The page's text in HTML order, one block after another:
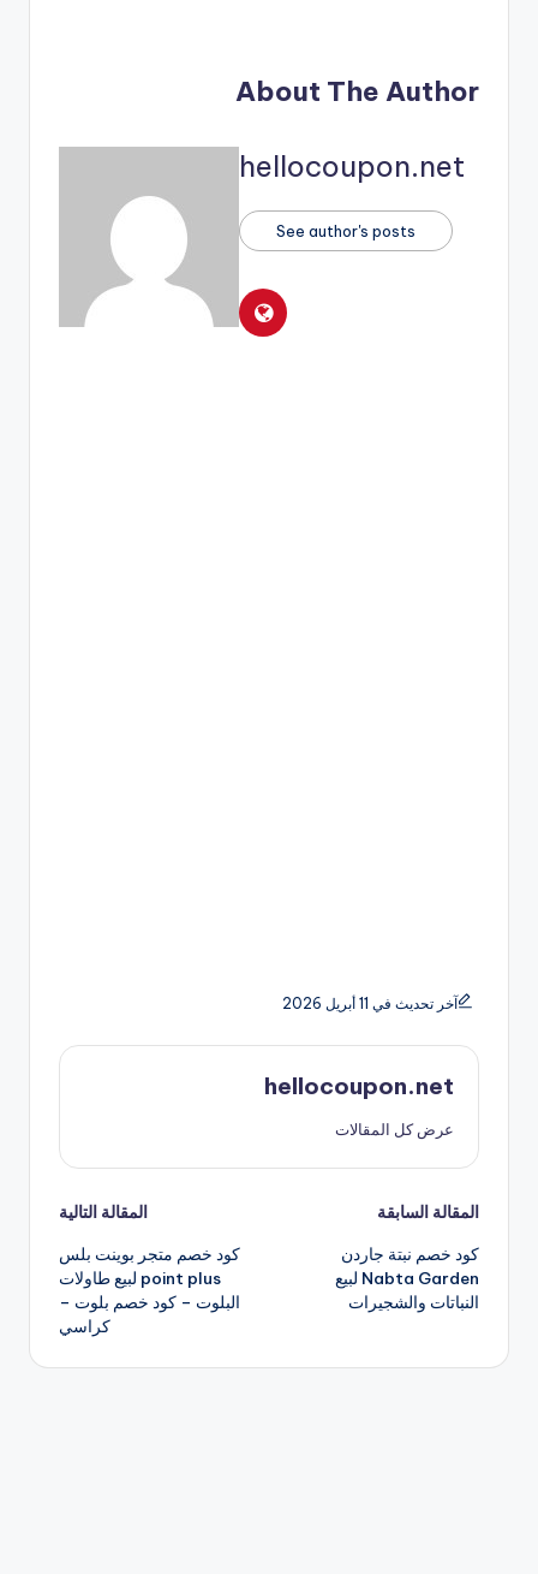
About The Author
hellocoupon.net
See author's posts
آخر تحديث في 11 أبريل 2026
hellocoupon.net
عرض كل المقالات
تصفّح
المقالات
المقالة السابقة
كود خصم نبتة جاردن
Nabta Garden لبيع
النباتات والشجيرات
المقالة التالية
كود خصم متجر بوينت بلس
point plus لبيع طاولات
البلوت – كود خصم بلوت –
كراسي